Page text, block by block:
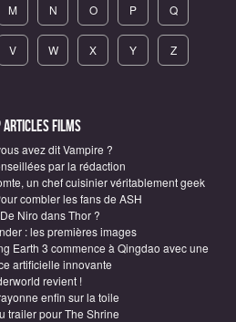
M N O P Q
V W X Y Z
articles Films
avez dit Vampire ?
par la rédaction
un chef cuisinier véritablement geek
combler les fans de ASH
Niro dans Thor ?
: les premières images
Earth 3 commence à Qingdao avec une
artificielle innovante
revient !
enfin sur la toile
trailer pour The Shrine